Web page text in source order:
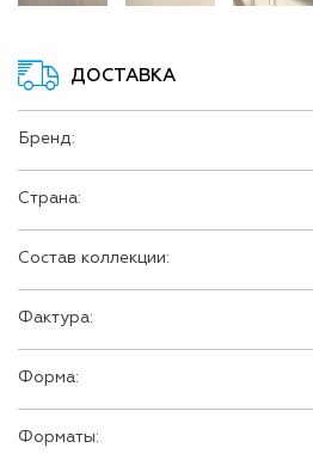
ДОСТАВКА
Бренд:
Страна:
Состав коллекции:
Фактура:
Форма:
Форматы: